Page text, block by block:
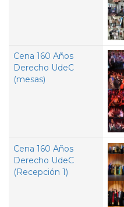
Cena 160 Años
Derecho UdeC
(mesas)
Cena 160 Años
Derecho UdeC
(Recepción 1)